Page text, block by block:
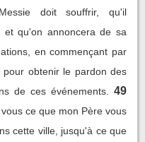
doit souffrir, qu'il
et qu'on annoncera de sa
en commençant par
obtenir le pardon des
de ces événements. 49
ce que mon Père vous
cette ville, jusqu'à ce que